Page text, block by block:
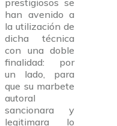
prestigiosos se
han avenido a
la utilización de
dicha técnica
con una doble
finalidad: por
un lado, para
que su marbete
autoral
sancionara y
legitimara lo